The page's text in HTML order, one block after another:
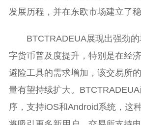
发展历程，并在东欧市场建立了
BTCTRADEUA展现出强劲
字货币普及度提升，特别是在经
避险工具的需求增加，该交易所
量有望持续扩大。
序，支持iOS和Android系统，这